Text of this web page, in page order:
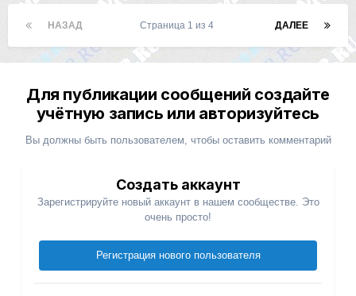
НАЗАД ДАЛЕЕ
Страница 1 из 4
Для публикации сообщений создайте
учётную запись или авторизуйтесь
Вы должны быть пользователем, чтобы оставить комментарий
Создать аккаунт
Зарегистрируйте новый аккаунт в нашем сообществе. Это
очень просто!
Регистрация нового пользователя